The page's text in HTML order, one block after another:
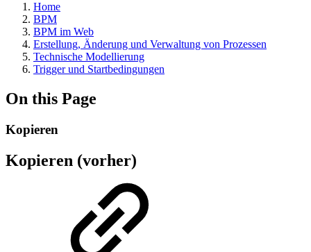
Home
BPM
BPM im Web
Erstellung, Änderung und Verwaltung von Prozessen
Technische Modellierung
Trigger und Startbedingungen
On this Page
Kopieren
Kopieren (vorher)